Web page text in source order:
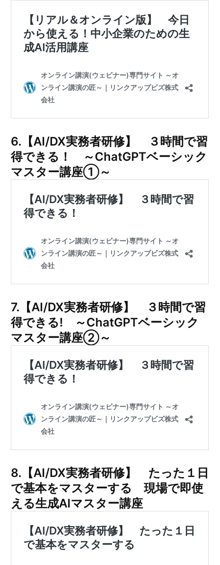
6.【AI/DX実務者研修】 ３時間で習
得できる！ ～ChatGPTベーシック
マスター講座①～
7.【AI/DX実務者研修】 ３時間で習
得できる! ～ChatGPTベーシック
マスター講座②～
8.【AI/DX実務者研修】 たった１日
で基本をマスターする 現場で即使
える生成AIマスター講座